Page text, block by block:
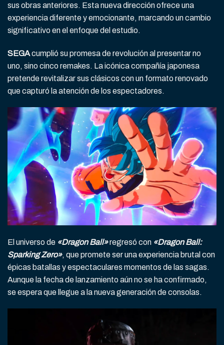
sus obras anteriores. Esta nueva dirección ofrece una
experiencia diferente y emocionante, marcando un cambio
significativo en el enfoque del estudio.
SEGAcumplió su promesa de revolución al presentar no
uno, sino cinco remakes. La icónica compañía japonesa
pretende revitalizar sus clásicos con un formato renovado
que capturó la atención de los espectadores.
El universo de «Dragon Ball»regresó con «Dragon Ball:
Sparking Zero», que promete ser una experiencia brutal con
épicas batallas y espectaculares momentos de las sagas.
Aunque la fecha de lanzamiento aún no se ha confirmado,
se espera que llegue a la nueva generación de consolas.